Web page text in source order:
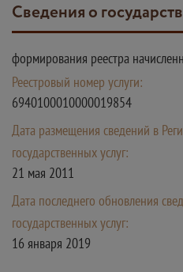
Сведения о
формирования реестра
Реестровый номер услуги:
6940100010000019854
Дата размещения сведений в
государственных услуг:
21 мая 2011
Дата последнего обновления
государственных услуг:
16 января 2019